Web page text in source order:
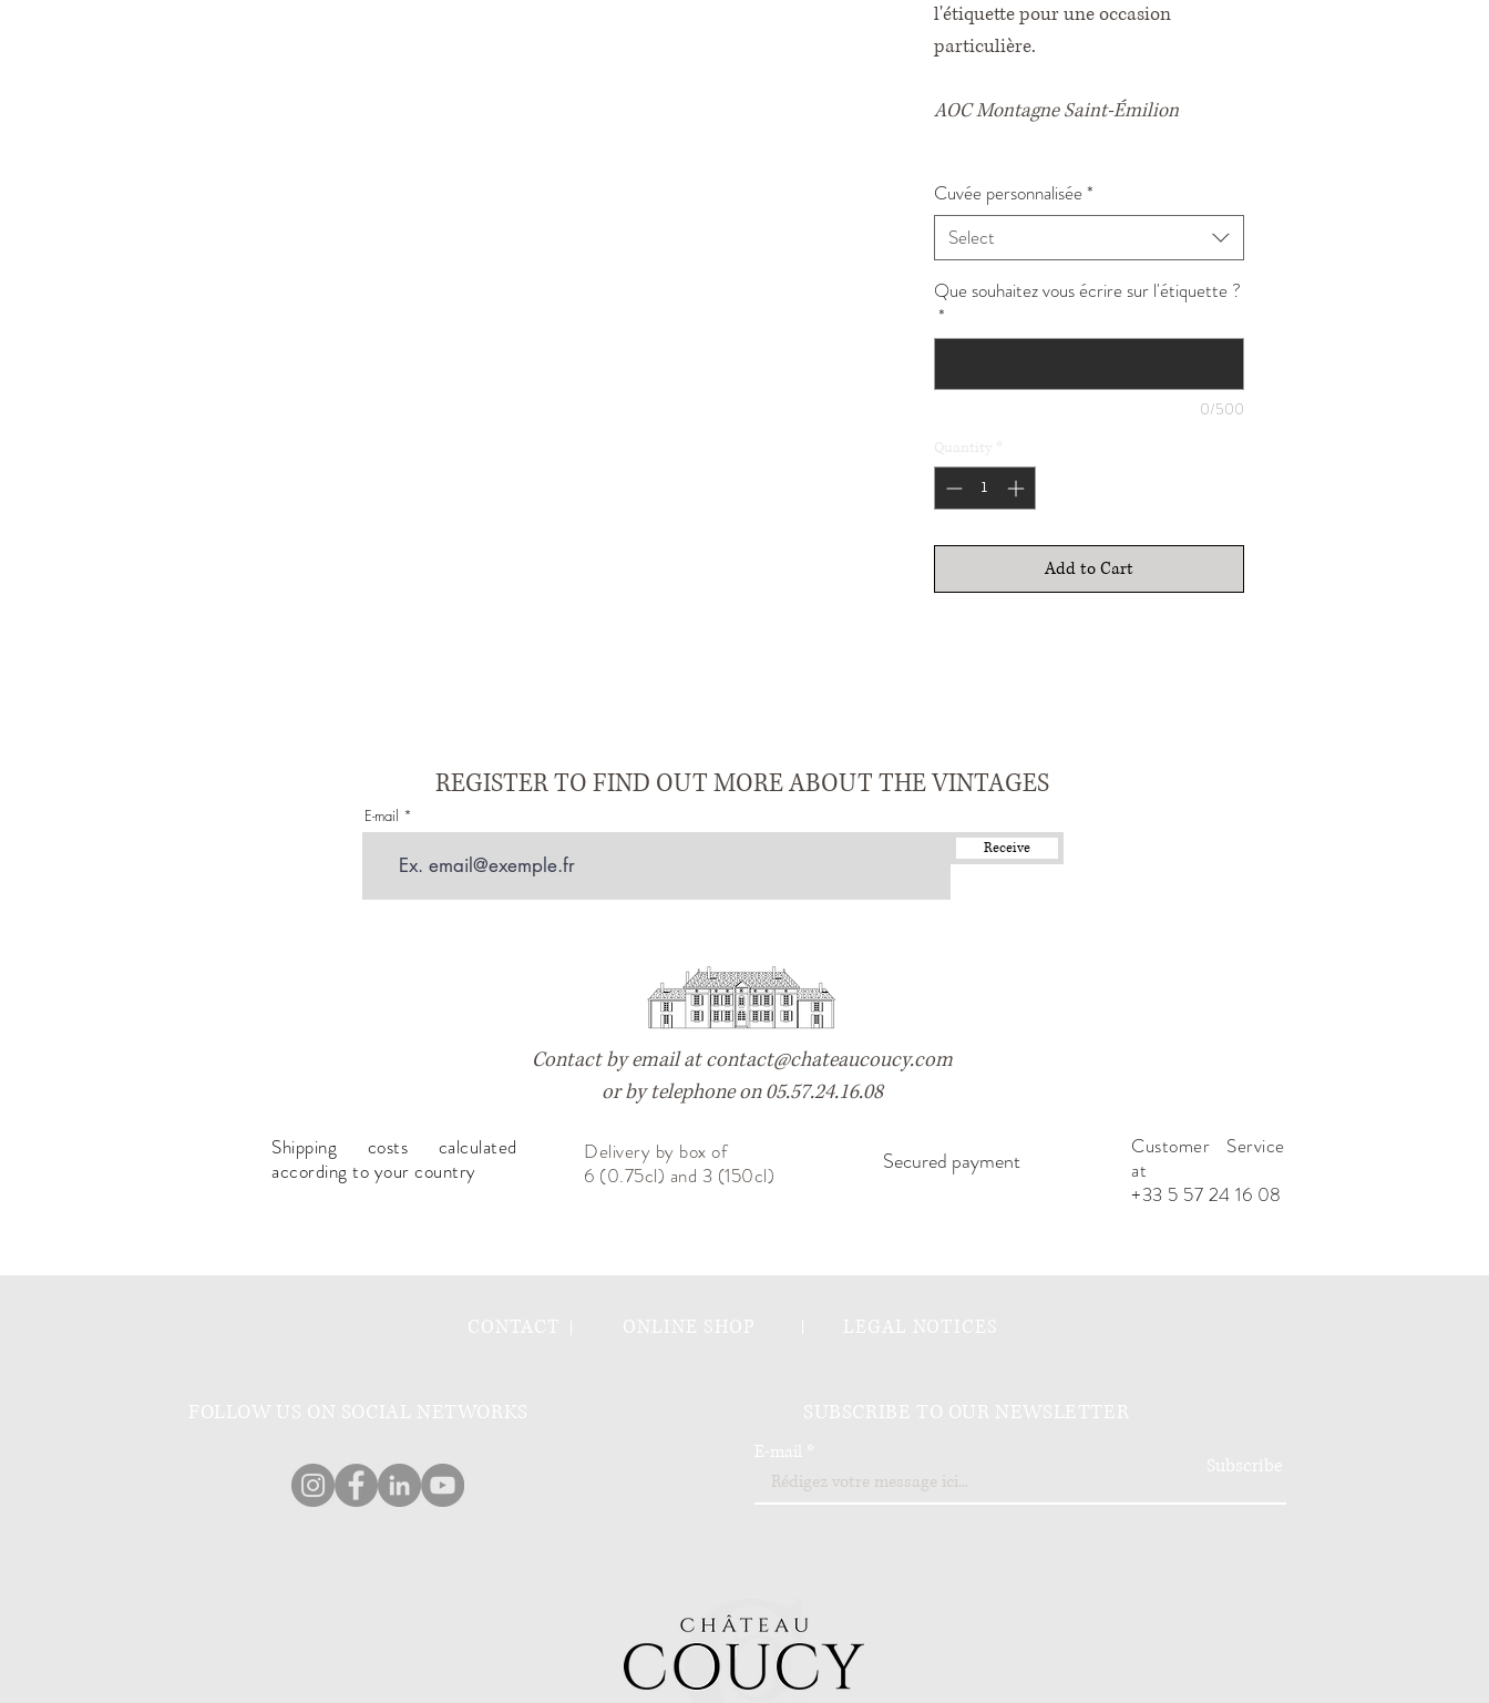
l'étiquette pour une occasion
particulière.
AOC Montagne Saint-Émilion
Cuvée personnalisée*
Select
Que souhaitez vous écrire sur l'étiquette ?
*
0/500
Add to Cart
REGISTER TO FIND OUT MORE ABOUT THE VINTAGES
E-mail
Receive
Contact by email atcontact@chateaucoucy.com
or by telephone on 05.57.24.16.08
Shipping costs calculated
according to your country
Delivery by box of
6 (0.75cl) and 3 (150cl)
Secured payment
Customer Service
at
+33 5 57 24 16 08